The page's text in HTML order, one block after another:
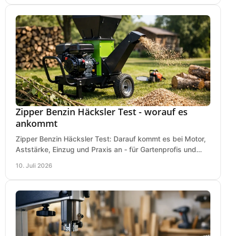
Zipper Benzin Häcksler Test - worauf es
ankommt
Zipper Benzin Häcksler Test: Darauf kommt es bei Motor,
Aststärke, Einzug und Praxis an - für Gartenprofis und
10. Juli 2026